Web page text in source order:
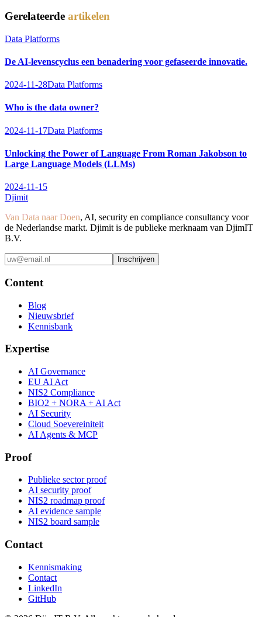
Gerelateerde artikelen
Data Platforms
De AI-levenscyclus een benadering voor gefaseerde innovatie.
2024-11-28Data Platforms
Who is the data owner?
2024-11-17Data Platforms
Unlocking the Power of Language From Roman Jakobson to
Large Language Models (LLMs)
2024-11-15
Djimit
Van Data naar Doen, AI, security en compliance consultancy voor
de Nederlandse markt. Djimit is de publieke merknaam van DjimIT
B.V.
Inschrijven
Content
Blog
Nieuwsbrief
Kennisbank
Expertise
AI Governance
EU AI Act
NIS2 Compliance
BIO2 + NORA + AI Act
AI Security
Cloud Soevereiniteit
AI Agents & MCP
Proof
Publieke sector proof
AI security proof
NIS2 roadmap proof
AI evidence sample
NIS2 board sample
Contact
Kennismaking
Contact
LinkedIn
GitHub